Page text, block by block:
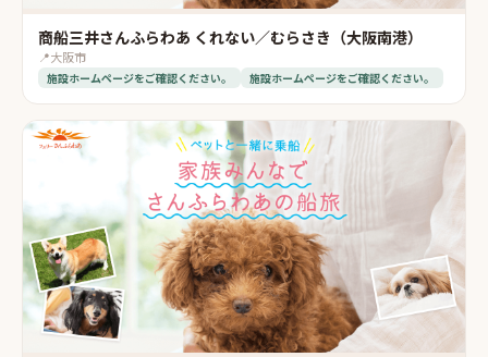
商船三井さんふらわあ くれない／むらさき（大阪南港）
📍大阪市
施設ホームページをご確認ください。 施設ホームページをご確認ください。